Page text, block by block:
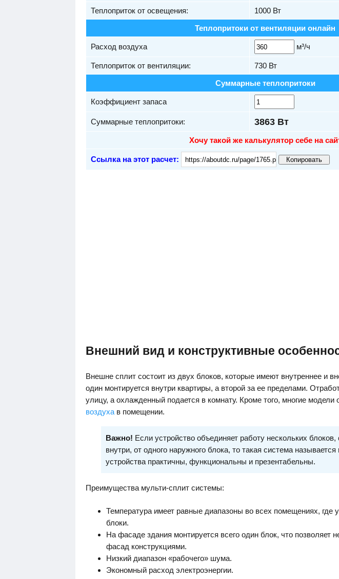
Теплоприток от освещения: 1000 Вт
Теплопритоки от вентиляции онлайн
Расход воздуха м³/ч
Теплоприток от вентиляции: 730 Вт
Суммарные теплопритоки
Коэффициент запаса
Суммарные теплопритоки: 3863 Вт
Хочу такой же калькулятор себе на
Ссылка на этот расчет: Копировать
Внешний вид и конструктивные
Внешне сплит состоит из двух блоков, которые имеют внутреннее и
один монтируется внутри квартиры, а второй за ее пределами.
улицу, а охлажденный подается в комнату. Кроме того, многие
воздуха в помещении.
Важно! Если устройство объединяет работу нескольких
внутри, от одного наружного блока, то такая система
устройства практичны, функциональны и презентабельны.
Преимущества мульти-сплит системы:
Температура имеет равные диапазоны во всех помещениях, где
блоки.
На фасаде здания монтируется всего один блок, что позволяет
фасад конструкциями.
Низкий диапазон «рабочего» шума.
Экономный расход электроэнергии.